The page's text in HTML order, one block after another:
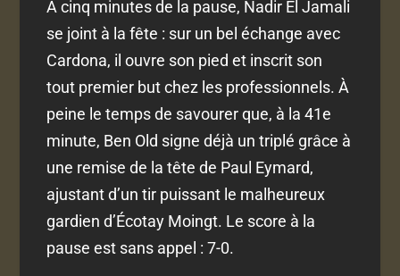
À cinq minutes de la pause, Nadir El Jamali
se joint à la fête : sur un bel échange avec
Cardona, il ouvre son pied et inscrit son
tout premier but chez les professionnels. À
peine le temps de savourer que, à la 41e
minute, Ben Old signe déjà un triplé grâce à
une remise de la tête de Paul Eymard,
ajustant d’un tir puissant le malheureux
gardien d’Écotay Moingt. Le score à la
pause est sans appel : 7-0.